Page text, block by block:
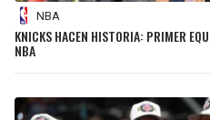
NBA
KNICKS HACEN HISTORIA: PRIMER
NBA